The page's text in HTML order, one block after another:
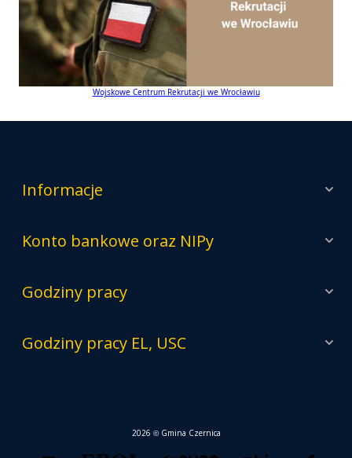
Wojskowe Centrum Rekrutacji we Wrocławiu
Informacje
Konto bankowe oraz NIPy
Godziny pracy
Godziny pracy EL, USC
2026 © Gmina Czernica